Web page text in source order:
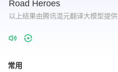
Road Heroes
以上结果由腾讯混元翻译大模型提供
常用